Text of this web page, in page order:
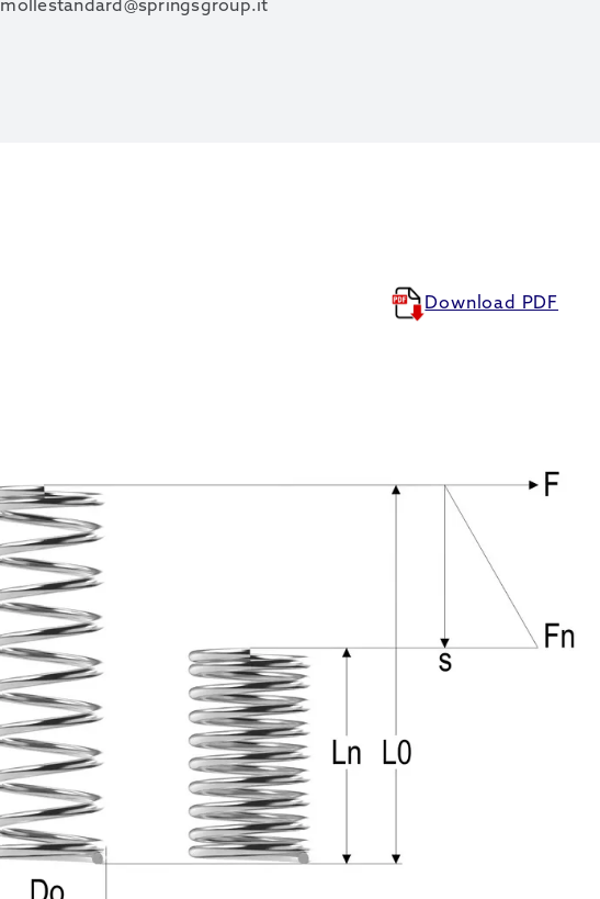
mollestandard@springsgroup.it
Download PDF